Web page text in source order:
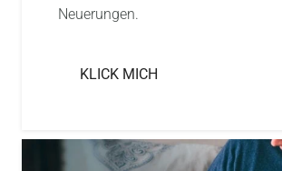
Neuerungen.
KLICK MICH